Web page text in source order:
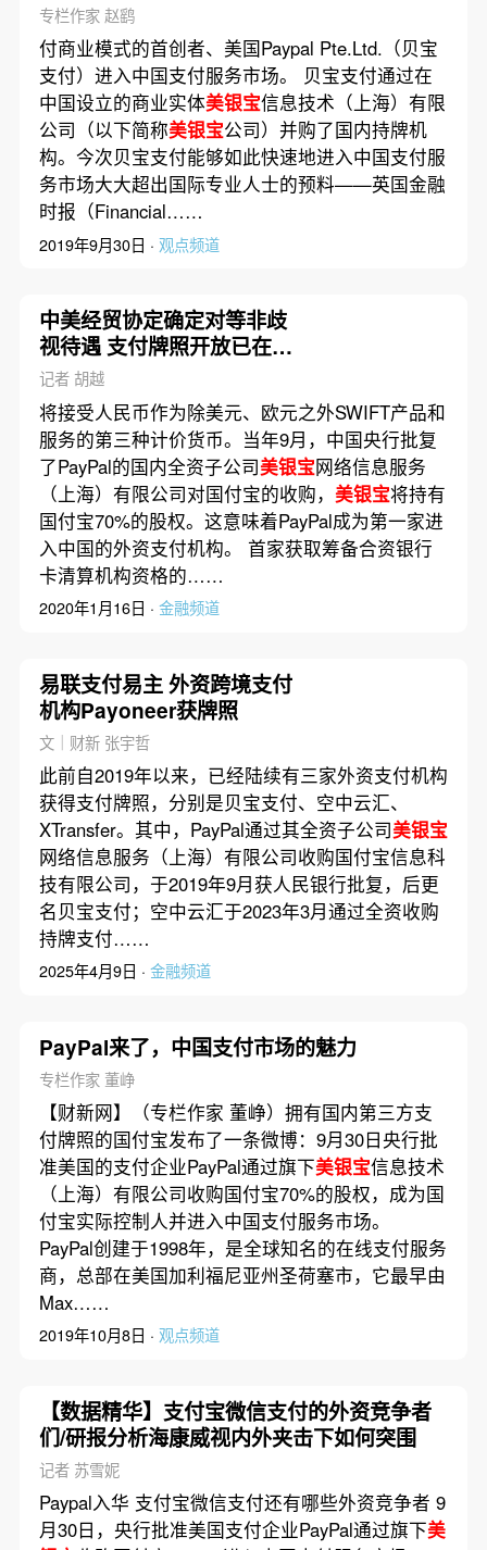
专栏作家 赵鹞
付商业模式的首创者、美国Paypal Pte.Ltd.（贝宝
支付）进入中国支付服务市场。 贝宝支付通过在
中国设立的商业实体美银宝信息技术（上海）有限
公司（以下简称美银宝公司）并购了国内持牌机
构。今次贝宝支付能够如此快速地进入中国支付服
务市场大大超出国际专业人士的预料——英国金融
时报（Financial……
2019年9月30日 · 观点频道
中美经贸协定确定对等非歧
视待遇 支付牌照开放已在推
进中
记者 胡越
将接受人民币作为除美元、欧元之外SWIFT产品和
服务的第三种计价货币。当年9月，中国央行批复
了PayPal的国内全资子公司美银宝网络信息服务
（上海）有限公司对国付宝的收购， 美银宝将持有
国付宝70%的股权。这意味着PayPal成为第一家进
入中国的外资支付机构。 首家获取筹备合资银行
卡清算机构资格的……
2020年1月16日 · 金融频道
易联支付易主 外资跨境支付
机构Payoneer获牌照
文｜财新 张宇哲
此前自2019年以来，已经陆续有三家外资支付机构
获得支付牌照，分别是贝宝支付、空中云汇、
XTransfer。其中，PayPal通过其全资子公司美银宝
网络信息服务（上海）有限公司收购国付宝信息科
技有限公司，于2019年9月获人民银行批复，后更
名贝宝支付；空中云汇于2023年3月通过全资收购
持牌支付……
2025年4月9日 · 金融频道
PayPal来了，中国支付市场的魅力
专栏作家 董峥
【财新网】（专栏作家 董峥）拥有国内第三方支
付牌照的国付宝发布了一条微博：9月30日央行批
准美国的支付企业PayPal通过旗下美银宝信息技术
（上海）有限公司收购国付宝70%的股权，成为国
付宝实际控制人并进入中国支付服务市场。
PayPal创建于1998年，是全球知名的在线支付服务
商，总部在美国加利福尼亚州圣荷塞市，它最早由
Max……
2019年10月8日 · 观点频道
【数据精华】支付宝微信支付的外资竞争者
们/研报分析海康威视内外夹击下如何突围
记者 苏雪妮
Paypal入华 支付宝微信支付还有哪些外资竞争者 9
月30日，央行批准美国支付企业PayPal通过旗下美